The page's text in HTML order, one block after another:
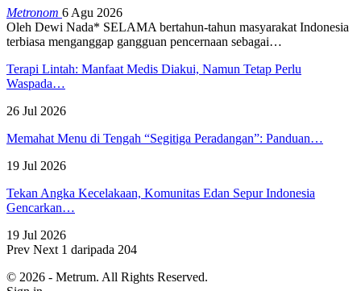
Metronom 6 Agu 2026
Oleh Dewi Nada* SELAMA bertahun-tahun masyarakat Indonesia
terbiasa menganggap gangguan pencernaan sebagai…
Terapi Lintah: Manfaat Medis Diakui, Namun Tetap Perlu
Waspada…
26 Jul 2026
Memahat Menu di Tengah “Segitiga Peradangan”: Panduan…
19 Jul 2026
Tekan Angka Kecelakaan, Komunitas Edan Sepur Indonesia
Gencarkan…
19 Jul 2026
Prev Next 1 daripada 204
© 2026 - Metrum. All Rights Reserved.